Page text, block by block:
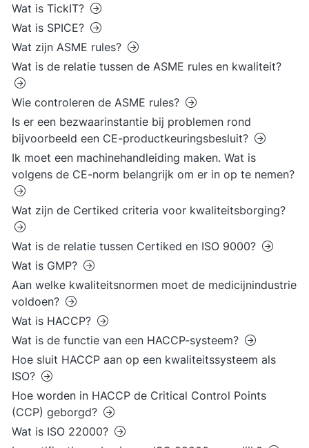
Wat is TickIT?
Wat is SPICE?
Wat zijn ASME rules?
Wat is de relatie tussen de ASME rules en kwaliteit?
Wie controleren de ASME rules?
Is er een bezwaarinstantie bij problemen rond
bijvoorbeeld een CE-productkeuringsbesluit?
Ik moet een machinehandleiding maken. Wat is
volgens de CE-norm belangrijk om er in op te nemen?
Wat zijn de Certiked criteria voor kwaliteitsborging?
Wat is de relatie tussen Certiked en ISO 9000?
Wat is GMP?
Aan welke kwaliteitsnormen moet de medicijnindustrie
voldoen?
Wat is HACCP?
Wat is de functie van een HACCP-systeem?
Hoe sluit HACCP aan op een kwaliteitssysteem als
ISO?
Hoe worden in HACCP de Critical Control Points
(CCP) geborgd?
Wat is ISO 22000?